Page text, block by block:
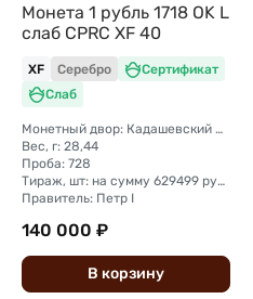
Монета 1 рубль 1718 OK L
слаб CPRC XF 40
XF Серебро
Сертификат
Слаб
Монетный двор: Кадашевский монетный двор (Москва)
Вес, г: 28,44
Проба: 728
Тираж, шт: на сумму 629499 рубля ( рубль + полтина + гривенник)
Правитель: Петр I
140 000 ₽
В корзину